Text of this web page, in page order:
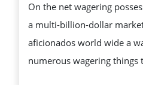
On the net wagering
a multi-billion-dollar
aficionados world wide a
numerous wagering things